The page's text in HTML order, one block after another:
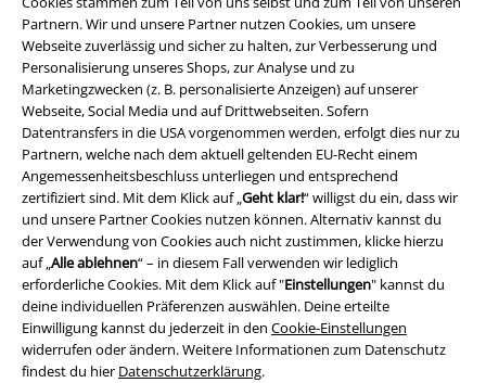
Partnern. Wir und unsere Partner nutzen Cookies, um unsere
Webseite zuverlässig und sicher zu halten, zur Verbesserung und
Personalisierung unseres Shops, zur Analyse und zu
Marketingzwecken (z. B. personalisierte Anzeigen) auf unserer
Webseite, Social Media und auf Drittwebseiten. Sofern
Datentransfers in die USA vorgenommen werden, erfolgt dies nur zu
Partnern, welche nach dem aktuell geltenden EU-Recht einem
Angemessenheitsbeschluss unterliegen und entsprechend
zertifiziert sind. Mit dem Klick auf „Geht klar!“ willigst du ein, dass wir
und unsere Partner Cookies nutzen können. Alternativ kannst du
der Verwendung von Cookies auch nicht zustimmen, klicke hierzu
auf „Alle ablehnen“ – in diesem Fall verwenden wir lediglich
erforderliche Cookies. Mit dem Klick auf "Einstellungen" kannst du
deine individuellen Präferenzen auswählen. Deine erteilte
Einwilligung kannst du jederzeit in den Cookie-Einstellungen
widerrufen oder ändern. Weitere Informationen zum Datenschutz
findest du hier Datenschutzerklärung.
Rechtliches
AGB
Impressum
Datenschutz